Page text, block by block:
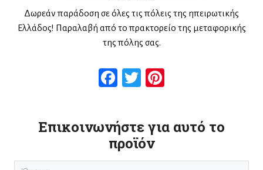
Δωρεάν παράδοση σε όλες τις πόλεις της ηπειρωτικής
Ελλάδος! Παραλαβή από το πρακτορείο της μεταφορικής
της πόλης σας.
Facebook
Twitter
Επικοινωνήστε για αυτό το
προϊόν